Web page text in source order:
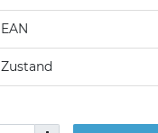
EAN
Zustand